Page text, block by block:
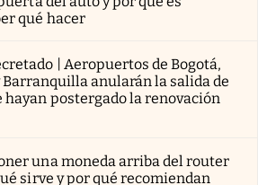
qué hacer
| Aeropuertos de Bogotá,
anularán la salida de
hayan postergado la renovación
una moneda arriba del router
sirve y por qué recomiendan